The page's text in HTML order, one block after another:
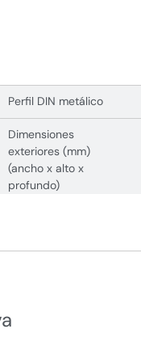
Perfil DIN metálico
Dimensiones
exteriores (mm)
(ancho x alto x
profundo)